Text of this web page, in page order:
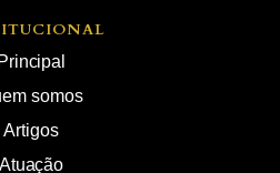
Principal
somos
Artigos
Atuação